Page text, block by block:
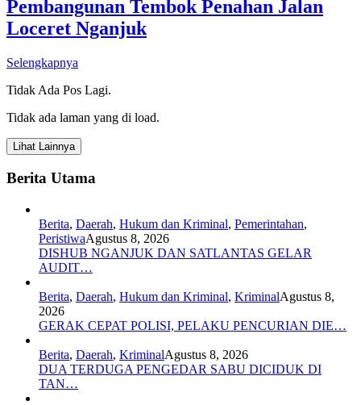
Pembangunan Tembok Penahan Jalan
Loceret Nganjuk
Selengkapnya
Tidak Ada Pos Lagi.
Tidak ada laman yang di load.
Lihat Lainnya
Berita Utama
Berita, Daerah, Hukum dan Kriminal, Pemerintahan,
PeristiwaAgustus 8, 2026
DISHUB NGANJUK DAN SATLANTAS GELAR
AUDIT…
Berita, Daerah, Hukum dan Kriminal, KriminalAgustus 8,
2026
GERAK CEPAT POLISI, PELAKU PENCURIAN DIE…
Berita, Daerah, KriminalAgustus 8, 2026
DUA TERDUGA PENGEDAR SABU DICIDUK DI
TAN…